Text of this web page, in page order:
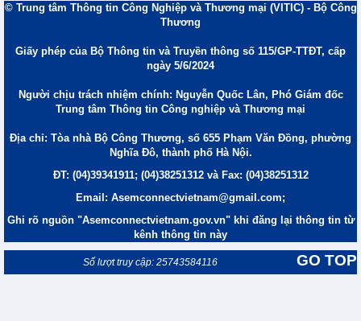
© Trung tâm Thông tin Công Nghiệp và Thương mại (VITIC) - Bộ Công
Thương
Giấy phép của Bộ Thông tin và Truyền thông số 115/GP-TTĐT, cấp
ngày 5/6/2024
Người chịu trách nhiệm chính: Nguyễn Quốc Lân, Phó Giám đốc
Trung tâm Thông tin Công nghiệp và Thương mại
Địa chỉ: Tòa nhà Bộ Công Thương, số 655 Phạm Văn Đồng, phường
Nghĩa Đô, thành phố Hà Nội.
ĐT: (04)39341911; (04)38251312 và Fax: (04)38251312
Email: Asemconnectvietnam@gmail.com;
Ghi rõ nguồn "Asemconnectvietnam.gov.vn" khi đăng lại thông tin từ
kênh thông tin này
GO TOP
Số lượt truy cập: 25743584116